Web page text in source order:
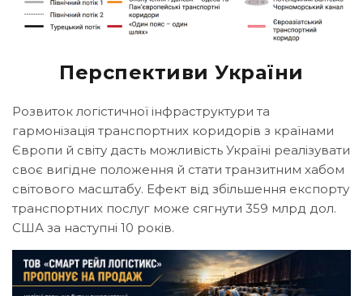
Перспективи України
Розвиток логістичної інфраструктури та
гармонізація транспортних коридорів з країнами
Європи й світу дасть можливість Україні реалізувати
своє вигідне положення й стати транзитним хабом
світового масштабу. Ефект від збільшення експорту
транспортних послуг може сягнути 359 млрд дол.
США за наступні 10 років.